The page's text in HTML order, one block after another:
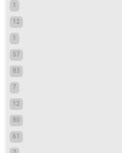
1
12
1
57
83
7
12
80
61